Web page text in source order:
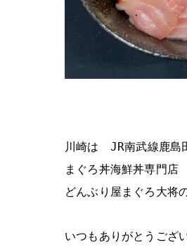
川崎は JR南武線鹿島
まぐろ丼海鮮丼専門店
どんぶり屋まぐろ大
いつもありがとうござ